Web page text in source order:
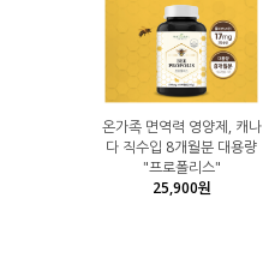
온가족 면역력 영양제, 캐나
다 직수입 8개월분 대용량
"프로폴리스"
25,900원